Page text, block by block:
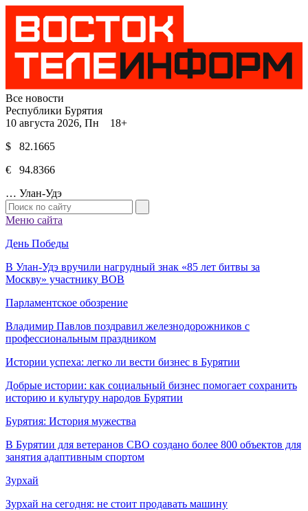
Все новости
Республики Бурятия
10 августа 2026, Пн 18+
$ 82.1665
€ 94.8366
… Улан-Удэ
Меню сайта
День Победы
В Улан-Удэ вручили нагрудный знак «85 лет битвы за
Москву» участнику ВОВ
Парламентское обозрение
Владимир Павлов поздравил железнодорожников с
профессиональным праздником
Истории успеха: легко ли вести бизнес в Бурятии
Добрые истории: как социальный бизнес помогает сохранить
историю и культуру народов Бурятии
Бурятия: История мужества
В Бурятии для ветеранов СВО создано более 800 объектов для
занятия адаптивным спортом
Зурхай
Зурхай на сегодня: не стоит продавать машину